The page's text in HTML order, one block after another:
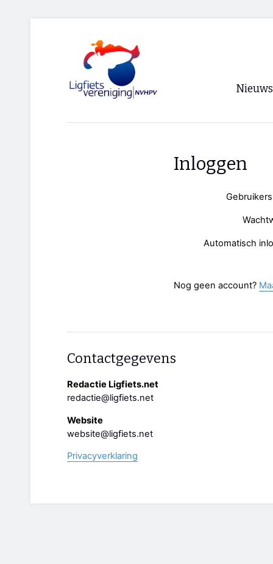
Nieuws
Inloggen
Automatisch
Nog geen account?
Contactgegevens
Redactie Ligfiets.net
redactie@ligfiets.net
Website
website@ligfiets.net
Privacyverklaring